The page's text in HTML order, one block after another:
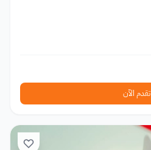
تقدم الآن